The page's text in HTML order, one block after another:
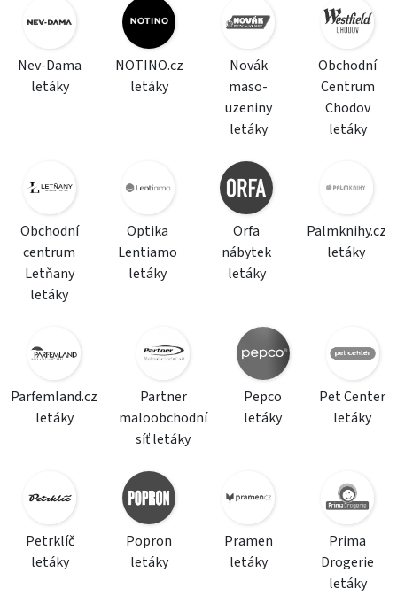
Nev-Dama
letáky
NOTINO.cz
letáky
Novák
maso-
uzeniny
letáky
Obchodní
Centrum
Chodov
letáky
Obchodní
centrum
Letňany
letáky
Optika
Lentiamo
letáky
Orfa
nábytek
letáky
Palmknihy.cz
letáky
Parfemland.cz
letáky
Partner
maloobchodní
síť letáky
Pepco
letáky
Pet Center
letáky
Petrklíč
letáky
Popron
letáky
Pramen
letáky
Prima
Drogerie
letáky